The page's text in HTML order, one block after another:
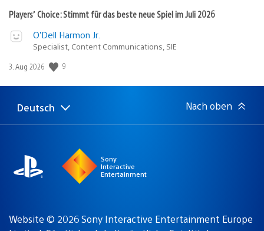
Players’ Choice: Stimmt für das beste neue Spiel im Juli 2026
O’Dell Harmon Jr.
Specialist, Content Communications, SIE
Veröffentlichungsdatum:
3. Aug 2026 9
Select
Aktuelle
Deutsch Nach oben
Sony
Interactive
Entertainment
Website © 2026 Sony Interactive Entertainment Europe